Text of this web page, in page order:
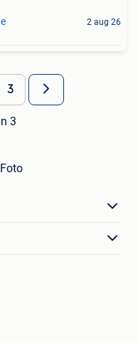
2 aug 26
3
3